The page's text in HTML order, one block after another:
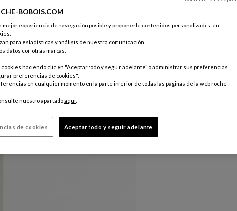
Pioggia
BOBOIS.COM
mejor experiencia de navegación posible y proponerle contenidos personalizados, en
para estadísticas y análisis de nuestra comunicación.
datos con otras marcas.
cookies haciendo clic en "Aceptar todo y seguir adelante" o administrar sus preferencias
preferencias de cookies".
en cualquier momento en la parte inferior de todas las páginas de la web roche-
nuestro apartadoaquí
de cookies Aceptar todo y seguir adelante